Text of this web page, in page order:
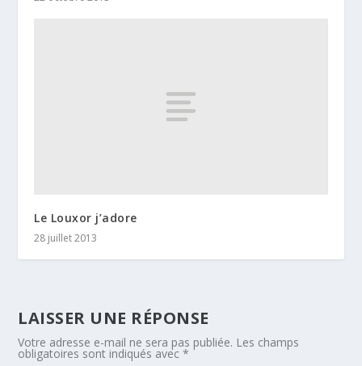
Le Louxor j’adore
28 juillet 2013
LAISSER UNE RÉPONSE
Votre adresse e-mail ne sera pas publiée. Les champs
obligatoires sont indiqués avec*